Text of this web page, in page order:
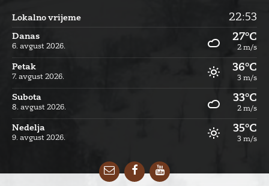
Lokalno vrijeme 22:53
Danas
6. avgust 2026.
27°C
2 m/s
Petak
7. avgust 2026.
36°C
3 m/s
Subota
8. avgust 2026.
33°C
2 m/s
Nedelja
9. avgust 2026.
35°C
3 m/s
EmailFacebookYouTube